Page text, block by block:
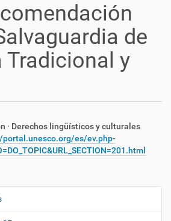
de
Tradicional y
· Derechos lingüísticos y culturales
portal.unesco.org/es/ev.php-